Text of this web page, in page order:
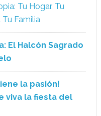
Tu Hogar, Tu
Familia
El Halcón Sagrado
la pasión!
viva la fiesta del